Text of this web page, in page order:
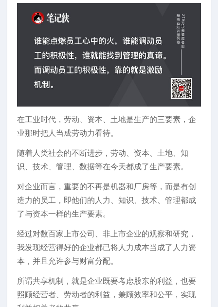
在工业时代，劳动、资本、土地是生产的三要素，企
业那时把人当成劳动力看待。
随着人类社会的不断进步，劳动、资本、土地、知
识、技术、管理、数据等在今天都成了生产要素。
对企业而言，重要的不再是机器和厂房等，而是有创
造力的员工，即他们的人力、知识、技术、管理都成
了与资本一样的生产要素。
经过对数百家上市公司、非上市企业的观察和研究，
我发现经营得好的企业都已将人力成本当成了人力资
本，并且允许参与财富分配。
所谓共享机制，就是企业既要考虑股东的利益，也要
照顾经营者、劳动者的利益，兼顾效率和公平，实现